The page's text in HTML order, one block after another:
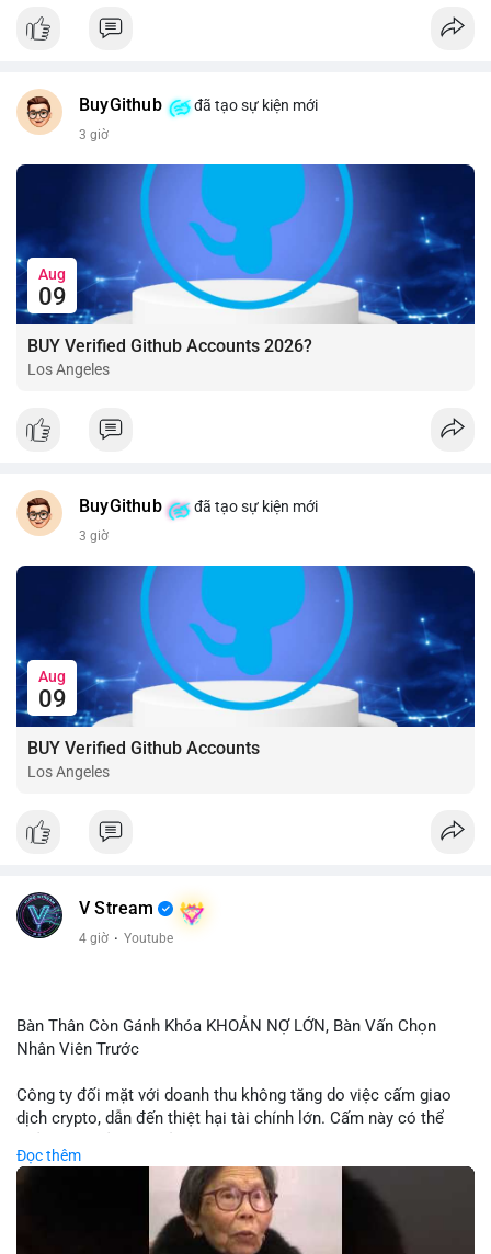
BuyGithub đã tạo sự kiện mới
3 giờ
Aug
09
BUY Verified Github Accounts 2026?
Los Angeles
BuyGithub đã tạo sự kiện mới
3 giờ
Aug
09
BUY Verified Github Accounts
Los Angeles
V Stream
4 giờ · Youtube
Bàn Thân Còn Gánh Khóa KHOẢN NỢ LỚN, Bàn Vấn Chọn
Nhân Viên Trước
Công ty đối mặt với doanh thu không tăng do việc cấm giao
dịch crypto, dẫn đến thiệt hại tài chính lớn. Cấm này có thể
biến động giá digital asset. Bàn vấn chuyển hướng tập trung
vào nhân lực, cho thấy chiến lược giảm chi phí hoặc điều chỉnh
mô hình kinh doanh. Điều này có thể ảnh hưởng đến thị trường
crypto và các doanh nghiệp liên quan trong tương lai.
Đọc thêm